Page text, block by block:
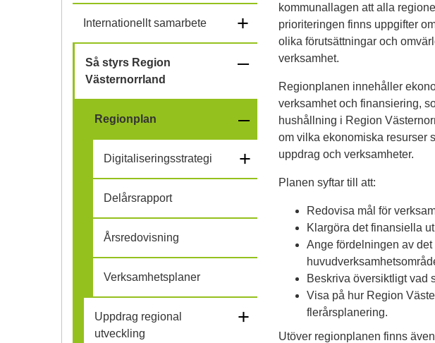
Internationellt samarbete +
Så styrs Region
Västernorrland
–
ä
l
l
i
p
Regionplan
–
f
ä
h
Digitaliseringsstrategi +
Delårsrapport
Årsredovisning
Verksamhetsplaner
Uppdrag regional
utveckling
+
kommunallagen att alla
prioriteringen finns uppgifter
olika förutsättningar och
verksamhet.
Regionplanen innehåller
verksamhet och finansiering,
hushållning i Region
om vilka ekonomiska resurser
uppdrag och verksamheter.
Planen syftar till att:
Redovisa mål för
Klargöra det finansiella
Ange fördelningen av
Beskriva översiktligt vad
Visa på hur Region
flerårsplanering.
Utöver regionplanen finns